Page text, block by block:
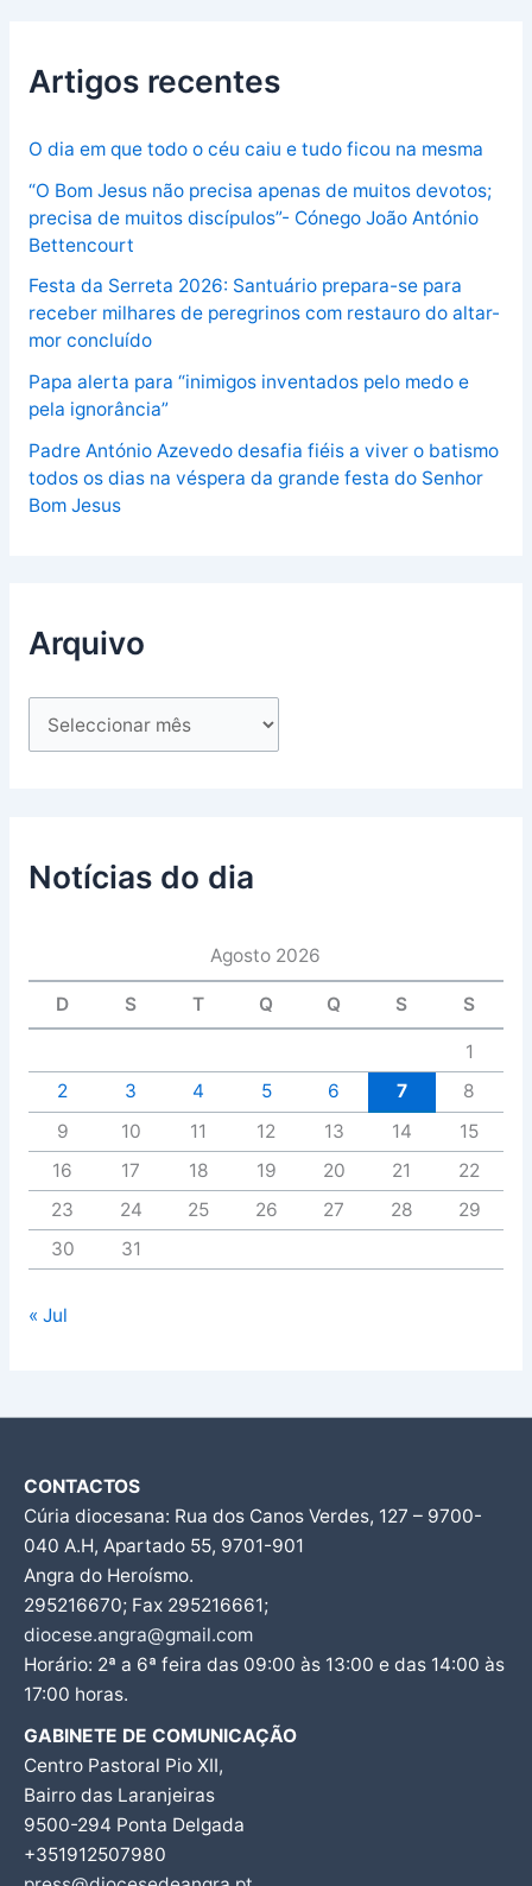
Artigos recentes
O dia em que todo o céu caiu e tudo ficou na mesma
“O Bom Jesus não precisa apenas de muitos devotos;
precisa de muitos discípulos”- Cónego João António
Bettencourt
Festa da Serreta 2026: Santuário prepara-se para
receber milhares de peregrinos com restauro do altar-
mor concluído
Papa alerta para “inimigos inventados pelo medo e
pela ignorância”
Padre António Azevedo desafia fiéis a viver o batismo
todos os dias na véspera da grande festa do Senhor
Bom Jesus
Arquivo
Notícias do dia
Agosto 2026
D S T Q Q S S
1
2
3 4 5 6 7
8
9
10 11 12 13 14
15
16
17 18 19 20 21
22
23
24 25 26 27 28
29
30
31
« Jul
CONTACTOS
Cúria diocesana: Rua dos Canos Verdes, 127 – 9700-
040 A.H, Apartado 55, 9701-901
Angra do Heroísmo.
295216670; Fax 295216661;
diocese.angra@gmail.com
Horário: 2ª a 6ª feira das 09:00 às 13:00 e das 14:00 às
17:00 horas.
GABINETE DE COMUNICAÇÃO
Centro Pastoral Pio XII,
Bairro das Laranjeiras
9500-294 Ponta Delgada
+351912507980